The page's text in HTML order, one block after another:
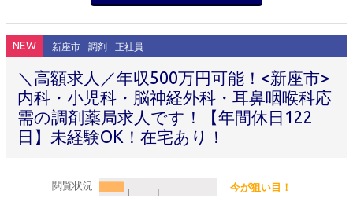
NEW 新座市 調剤 正社員
＼高額求人／年収500万円可能！<新座市>
内科・小児科・脳神経外科・耳鼻咽喉科応
需の調剤薬局求人です！【年間休日122
日】未経験OK！在宅あり！
閲覧状況 今が狙い目！